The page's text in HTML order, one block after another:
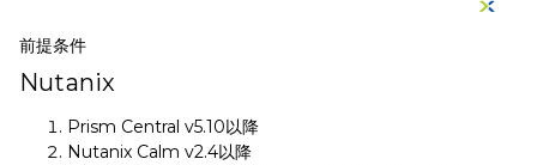
前提条件
Nutanix
Prism Central v5.10以降
Nutanix Calm v2.4以降